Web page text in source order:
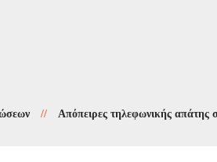
// Απόπειρες τηλεφωνικής απάτης στο